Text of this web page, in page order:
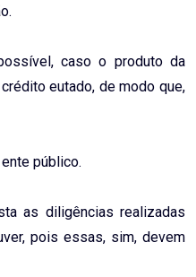
caso o produto da
eutado, de modo que,
público.
as diligências realizadas
pois essas, sim, devem